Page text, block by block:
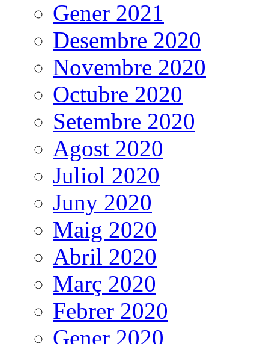
Gener 2021
Desembre 2020
Novembre 2020
Octubre 2020
Setembre 2020
Agost 2020
Juliol 2020
Juny 2020
Maig 2020
Abril 2020
Març 2020
Febrer 2020
Gener 2020